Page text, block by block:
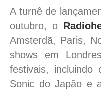
A turnê de
outubro, o
Amsterdã, Paris,
shows em
festivais, incluindo
Sonic do Japão e